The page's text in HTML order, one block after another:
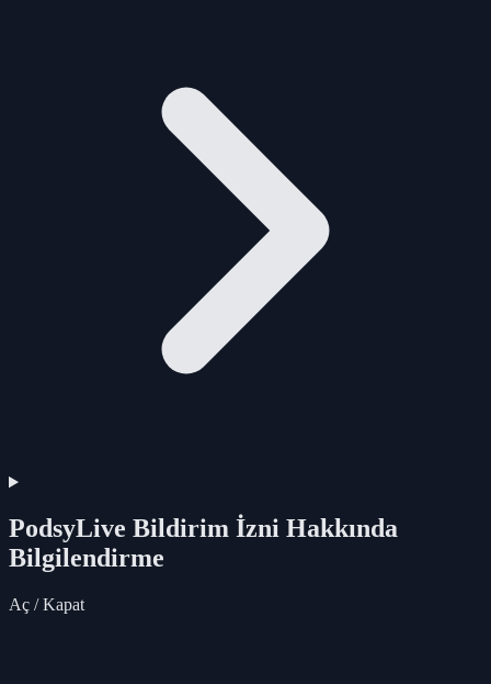
PodsyLive Bildirim İzni Hakkında
Bilgilendirme
Aç / Kapat